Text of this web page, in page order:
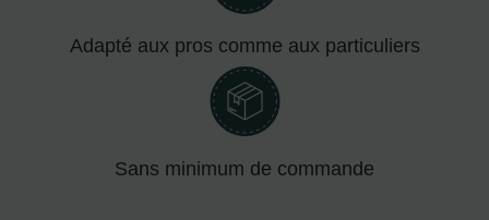
Adapté aux pros comme aux particuliers
Sans minimum de commande